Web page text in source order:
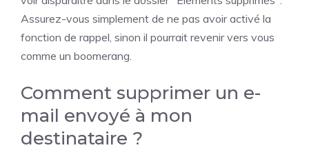
Assurez-vous simplement de ne pas avoir activé la
fonction de rappel, sinon il pourrait revenir vers vous
comme un boomerang.
Comment supprimer un e-
mail envoyé à mon
destinataire ?